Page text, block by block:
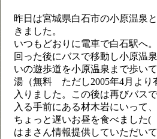
昨日は宮城県白石市の小原温泉
きました。
いつもどおりに電車で白石駅へ
回った後にバスで移動し小原温
いの遊歩道を小原温泉まで歩い
湯（無料 ただし2005年4月より
入りました。この後は再びバス
入る手前にある材木岩にいって
ちょっと遅いお昼を食べました(
はまさん情報提供していただい